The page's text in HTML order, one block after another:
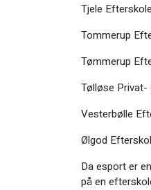
Tjele
Tommerup
Tømmerup
Tølløse
Vesterbølle
Ølgod
Da esport er
på en